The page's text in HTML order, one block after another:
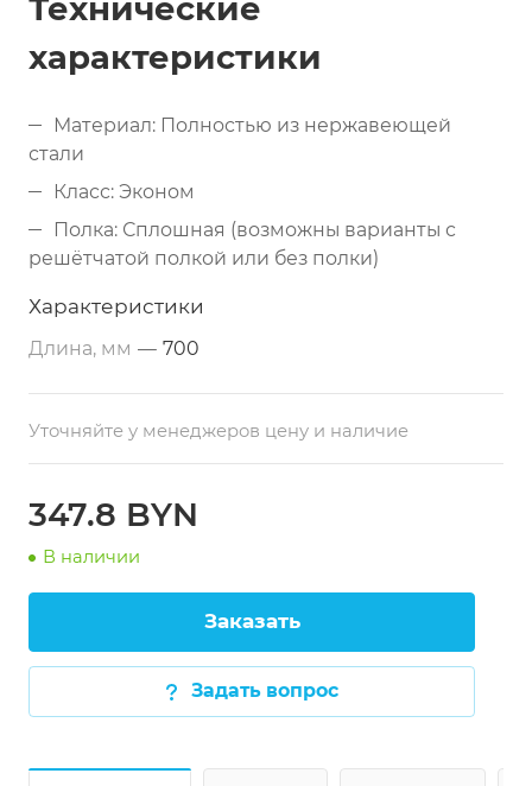
Технические
характеристики
Материал: Полностью из нержавеющей
стали
Класс: Эконом
Полка: Сплошная (возможны варианты с
решётчатой полкой или без полки)
AISI 430 толщиной 0,8 мм, с перегибом, с
бортом или без борта, усилена профилями
Каркас: Сложный профиль 40х40 мм
(нержавеющая сталь)
Опоры: Регулируемые по высоте
+ каркас), упакован в бумажную упаковку
Возможность изготовления под заказ по
размерам заказчика
Характеристики
Длина, мм — 700
Уточняйте у менеджеров цену и наличие
347.8 BYN
В наличии
Заказать
Задать вопрос